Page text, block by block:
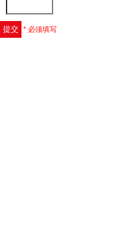
* 必须填写